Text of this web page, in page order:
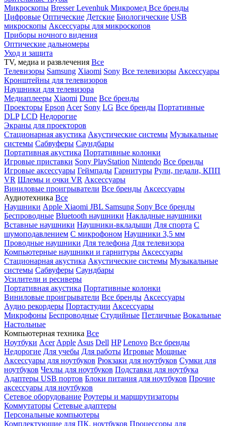
Микроскопы BresserLevenhuk Микромед Все бренды
Цифровые Оптические Детские Биологические USB
микроскопы Аксессуары для микроскопов
Приборы ночного видения
Оптические дальномеры
Уход и защита
TV, медиа и развлечения Все
Телевизоры Samsung Xiaomi Sony Все телевизоры Аксессуары
Кронштейны для телевизоров
Наушники для телевизора
Медиаплееры Xiaomi Dune Все бренды
Проекторы Epson Acer Sony LG Все бренды Портативные
DLP LCD Недорогие
Экраны для проекторов
Стационарная акустика Акустические системы Музыкальные
системы Сабвуферы Саундбары
Портативная акустика Портативные колонки
Игровые приставки Sony PlayStation Nintendo Все бренды
Игровые аксессуары Геймпады Гарнитуры Рули, педали, КПП
VR Шлемы и очки VR Аксессуары
Виниловые проигрыватели Все бренды Аксессуары
Аудиотехника Все
Наушники Apple Xiaomi JBL Samsung Sony Все бренды
Беспроводные Bluetooth наушники Накладные наушники
Вставные наушники Наушники-вкладыши Для спорта С
шумоподавлением С микрофоном Наушники 3,5 мм
Проводные наушники Для телефона Для телевизора
Компьютерные наушники и гарнитуры Аксессуары
Стационарная акустика Акустические системы Музыкальные
системы Сабвуферы Саундбары
Усилители и ресиверы
Портативная акустика Портативные колонки
Виниловые проигрыватели Все бренды Аксессуары
Аудио рекордеры Портастудии Аксессуары
Микрофоны Беспроводные Студийные Петличные Вокальные
Настольные
Компьютерная техника Все
Ноутбуки Acer Apple Asus Dell HP Lenovo Все бренды
Недорогие Для учебы Для работы Игровые Мощные
Аксессуары для ноутбуков Рюкзаки для ноутбуков Сумки для
ноутбуков Чехлы для ноутбуков Подставки для ноутбука
Адаптеры USB портов Блоки питания для ноутбуков Прочие
аксессуары для ноутбуков
Сетевое оборудование Роутеры и маршрутизаторы
Коммутаторы Сетевые адаптеры
Персональные компьютеры
Комплектующие для ПК, ноутбуков Процессоры для